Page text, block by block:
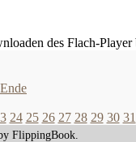
des Flach-Player
Ende
24 25 26 27 28 29 30 31
FlippingBook.